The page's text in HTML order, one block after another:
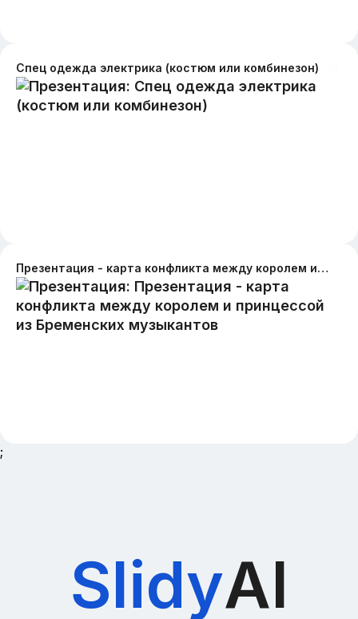
Спец одежда электрика (костюм или комбинезон)
Презентация - карта конфликта между королем и принцессой из Бременских музыкантов
;
SlidyAI